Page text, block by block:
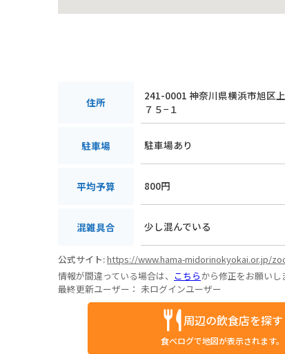
住所
241-0001 神奈川県横浜市旭区
７５−１
駐車場 駐車場あり
平均予算 800円
混雑具合 少し混んでいる
公式サイト:https://www.hama-midorinokyokai.or.jp/
情報が間違っている場合は、 こちらから修正をお願いし
最終更新ユーザー： 未ログインユーザー
周辺の飲食店を探す
食べログで地図が表示されます。